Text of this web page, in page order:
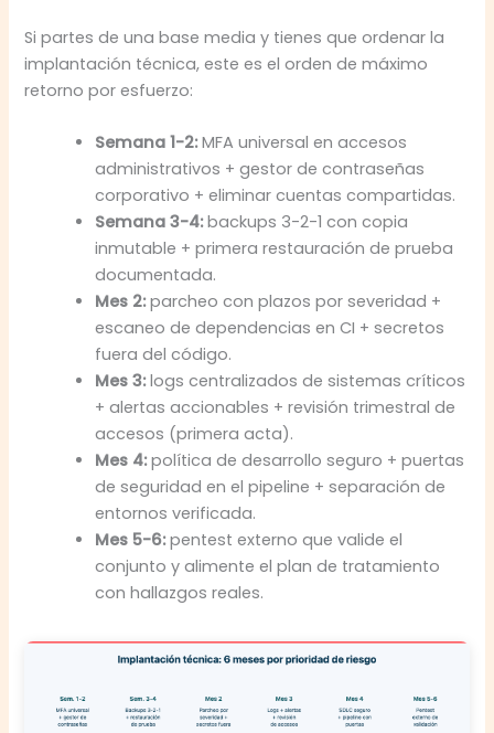
Si partes de una base media y tienes que ordenar la
implantación técnica, este es el orden de máximo
retorno por esfuerzo:
Semana 1-2:MFA universal en accesos
administrativos + gestor de contraseñas
corporativo + eliminar cuentas compartidas.
Semana 3-4:backups 3-2-1 con copia
inmutable + primera restauración de prueba
documentada.
Mes 2:parcheo con plazos por severidad +
escaneo de dependencias en CI + secretos
fuera del código.
Mes 3:logs centralizados de sistemas críticos
+ alertas accionables + revisión trimestral de
accesos (primera acta).
Mes 4:política de desarrollo seguro + puertas
de seguridad en el pipeline + separación de
entornos verificada.
Mes 5-6:pentest externo que valide el
conjunto y alimente el plan de tratamiento
con hallazgos reales.